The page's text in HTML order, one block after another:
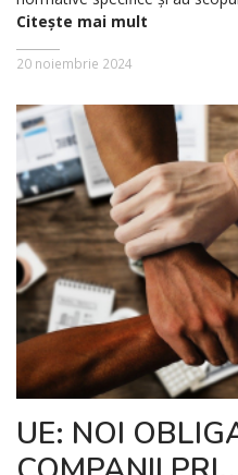
Citește mai mult
20 noiembrie 2024
UE: NOI